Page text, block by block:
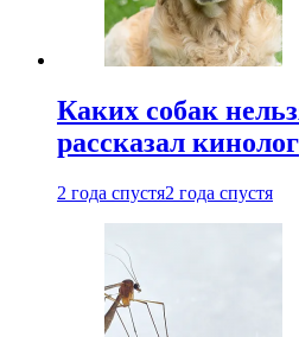
Каких собак
рассказал кинолог
2 года спустя2 года спустя